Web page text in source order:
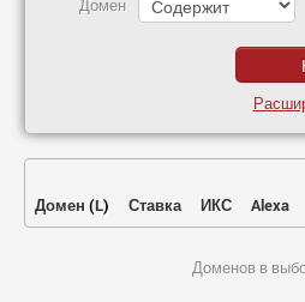
Домен
Домен (L) Ставка ИКС Alexa
Доменов в